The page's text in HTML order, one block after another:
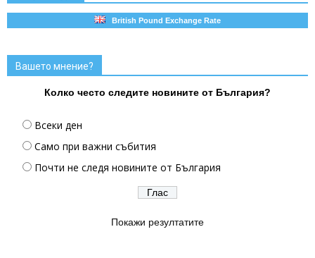
British Pound Exchange Rate
Вашето мнение?
Колко често следите новините от България?
Всеки ден
Само при важни събития
Почти не следя новините от България
Покажи резултатите